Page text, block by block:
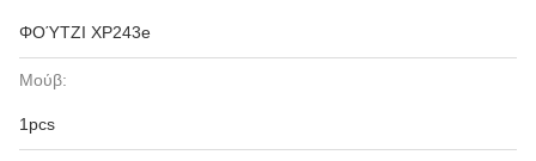
ΦΟΎΤΖΙ XP243e
Μούβ:
1pcs